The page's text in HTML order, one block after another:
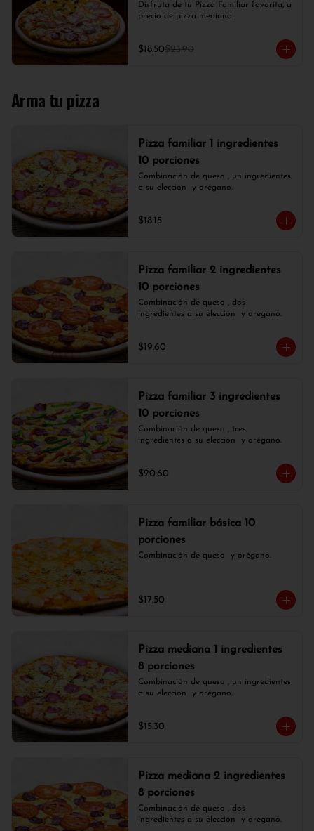
Disfruta de tu Pizza Familiar favorita, a
precio de pizza mediana.
$18.50$23.90
Arma tu pizza
Pizza familiar 1 ingredientes
10 porciones
Combinación de queso , un ingredientes
a su elección  y orégano.
$18.15
Pizza familiar 2 ingredientes
10 porciones
Combinación de queso , dos
ingredientes a su elección  y orégano.
$19.60
Pizza familiar 3 ingredientes
10 porciones
Combinación de queso , tres
ingredientes a su elección  y orégano.
$20.60
Pizza familiar básica 10
porciones
Combinación de queso  y orégano.
$17.50
Pizza mediana 1 ingredientes
8 porciones
Combinación de queso , un ingredientes
a su elección  y orégano.
$15.30
Pizza mediana 2 ingredientes
8 porciones
Combinación de queso , dos
ingredientes a su elección  y orégano.